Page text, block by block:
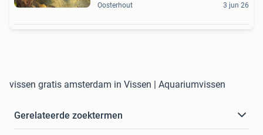
Oosterhout 3 jun 26
vissen gratis amsterdam in Vissen | Aquariumvissen
Gerelateerde zoektermen